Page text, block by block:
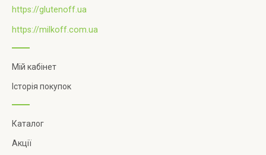
https://glutenoff.ua
https://milkoff.com.ua
Мій кабінет
Історія покупок
Каталог
Акції